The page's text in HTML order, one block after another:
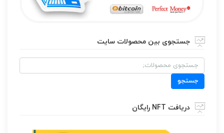
جستجوی بین محصولات سایت
جستجو
برای:
جستجو
دریافت NFT رایگان